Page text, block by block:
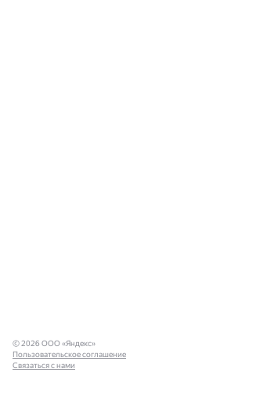
© 2026 ООО «Яндекс»
Пользовательское соглашение
Связаться с нами